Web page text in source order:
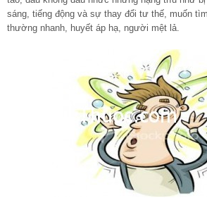
sáng, tiếng động và sự thay đổi tư thế, muốn
thường nhanh, huyết áp hạ, người mệt lả.